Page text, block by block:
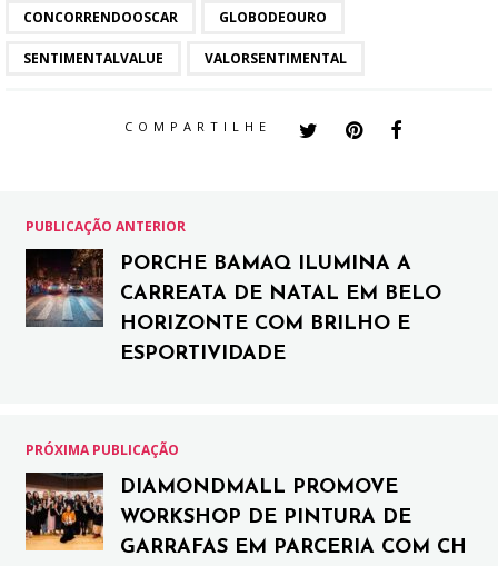
CONCORRENDOOSCAR GLOBODEOURO
SENTIMENTALVALUE VALORSENTIMENTAL
COMPARTILHE
PUBLICAÇÃO ANTERIOR
PORCHE BAMAQ ILUMINA A
CARREATA DE NATAL EM BELO
HORIZONTE COM BRILHO E
ESPORTIVIDADE
PRÓXIMA PUBLICAÇÃO
DIAMONDMALL PROMOVE
WORKSHOP DE PINTURA DE
GARRAFAS EM PARCERIA COM CH